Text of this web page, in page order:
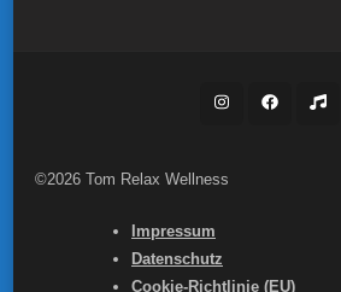
©2026 Tom Relax Wellness
Impressum
Datenschutz
Cookie-Richtlinie (EU)